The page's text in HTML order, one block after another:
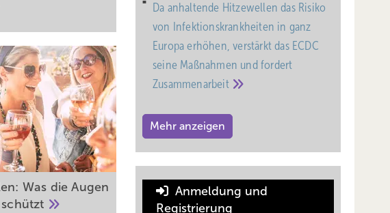
Was die Augen
schützt
Da anhaltende Hitzewellen das Risiko
von Infektionskrankheiten in ganz
Europa erhöhen, verstärkt das ECDC
seine Maßnahmen und fordert
Zusammenarbeit
Mehr anzeigen
Anmeldung und
Registrierung